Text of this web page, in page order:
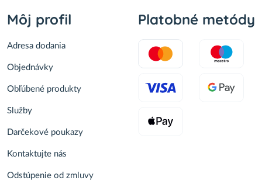
Môj profil
Adresa dodania
Objednávky
Obľúbené produkty
Služby
Darčekové poukazy
Kontaktujte nás
Odstúpenie od zmluvy
Platobné metódy